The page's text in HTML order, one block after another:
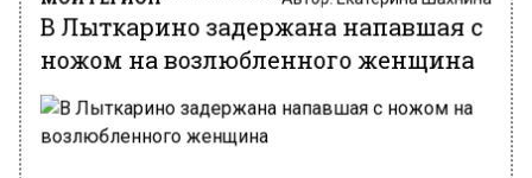
В Лыткарино задержана напавшая с
ножом на возлюбленного женщина